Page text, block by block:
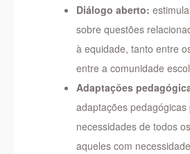
Diálogo aberto:
sobre questões
à equidade, tanto entre
entre a comunidade
Adaptações
adaptações
necessidades de todos
aqueles com